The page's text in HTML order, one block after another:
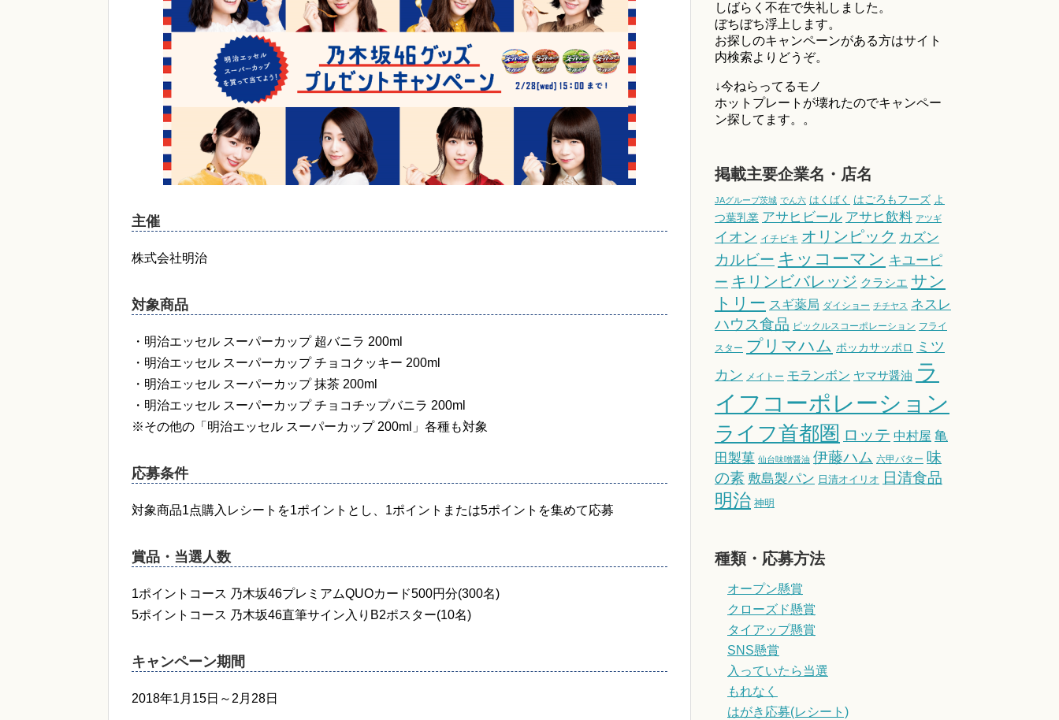
主催
株式会社明治
対象商品
・明治エッセル スーパーカップ 超バニラ 200ml
・明治エッセル スーパーカップ チョコクッキー 200ml
・明治エッセル スーパーカップ 抹茶 200ml
・明治エッセル スーパーカップ チョコチップバニラ 200ml
※その他の「明治エッセル スーパーカップ 200ml」各種も対象
応募条件
対象商品1点購入レシートを1ポイントとし、1ポイントまたは5ポイントを集めて応募
賞品・当選人数
1ポイントコース 乃木坂46プレミアムQUOカード500円分(300名)
5ポイントコース 乃木坂46直筆サイン入りB2ポスター(10名)
キャンペーン期間
2018年1月15日～2月28日
しばらく不在で失礼しました。
ぼちぼち浮上します。
お探しのキャンペーンがある方はサイト
内検索よりどうぞ。
↓今ねらってるモノ
ホットプレートが壊れたのでキャンペー
ン探してます。。
掲載主要企業名・店名
JAグループ茨城 でん六 はくばく はごろもフーズ よ
つ葉乳業 アサヒビール アサヒ飲料 アツギ
イオン イチビキ オリンピック カズン
カルビー キッコーマン キユーピ
ー キリンビバレッジ クラシエ サン
トリー スギ薬局 ダイショー チチヤス ネスレ
ハウス食品 ピックルスコーポレーション フライ
スター プリマハム ポッカサッポロ
ミツ
カン メイトー モランボン ヤマサ醤油 ラ
イフコーポレーション
ライフ首都圏 ロッテ 中村屋 亀
田製菓 仙台味噌醤油 伊藤ハム 六甲バター 味
の素 敷島製パン 日清オイリオ 日清食品
明治 神明
種類・応募方法
オープン懸賞
クローズド懸賞
タイアップ懸賞
SNS懸賞
入っていたら当選
もれなく
はがき応募(レシート)